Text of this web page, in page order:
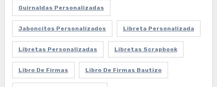
Guirnaldas Personalizadas
Jaboncitos Personalizados Libreta Personalizada
Libretas Personalizadas Libretas Scrapbook
Libro De Firmas Libro De Firmas Bautizo